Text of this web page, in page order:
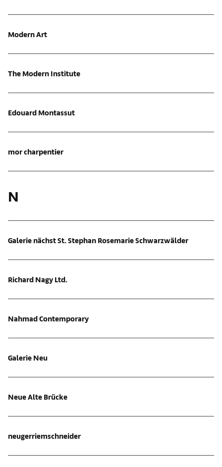
Modern Art
The Modern Institute
Edouard Montassut
mor charpentier
N
Galerie nächst St. Stephan Rosemarie Schwarzwälder
Richard Nagy Ltd.
Nahmad Contemporary
Galerie Neu
Neue Alte Brücke
neugerriemschneider